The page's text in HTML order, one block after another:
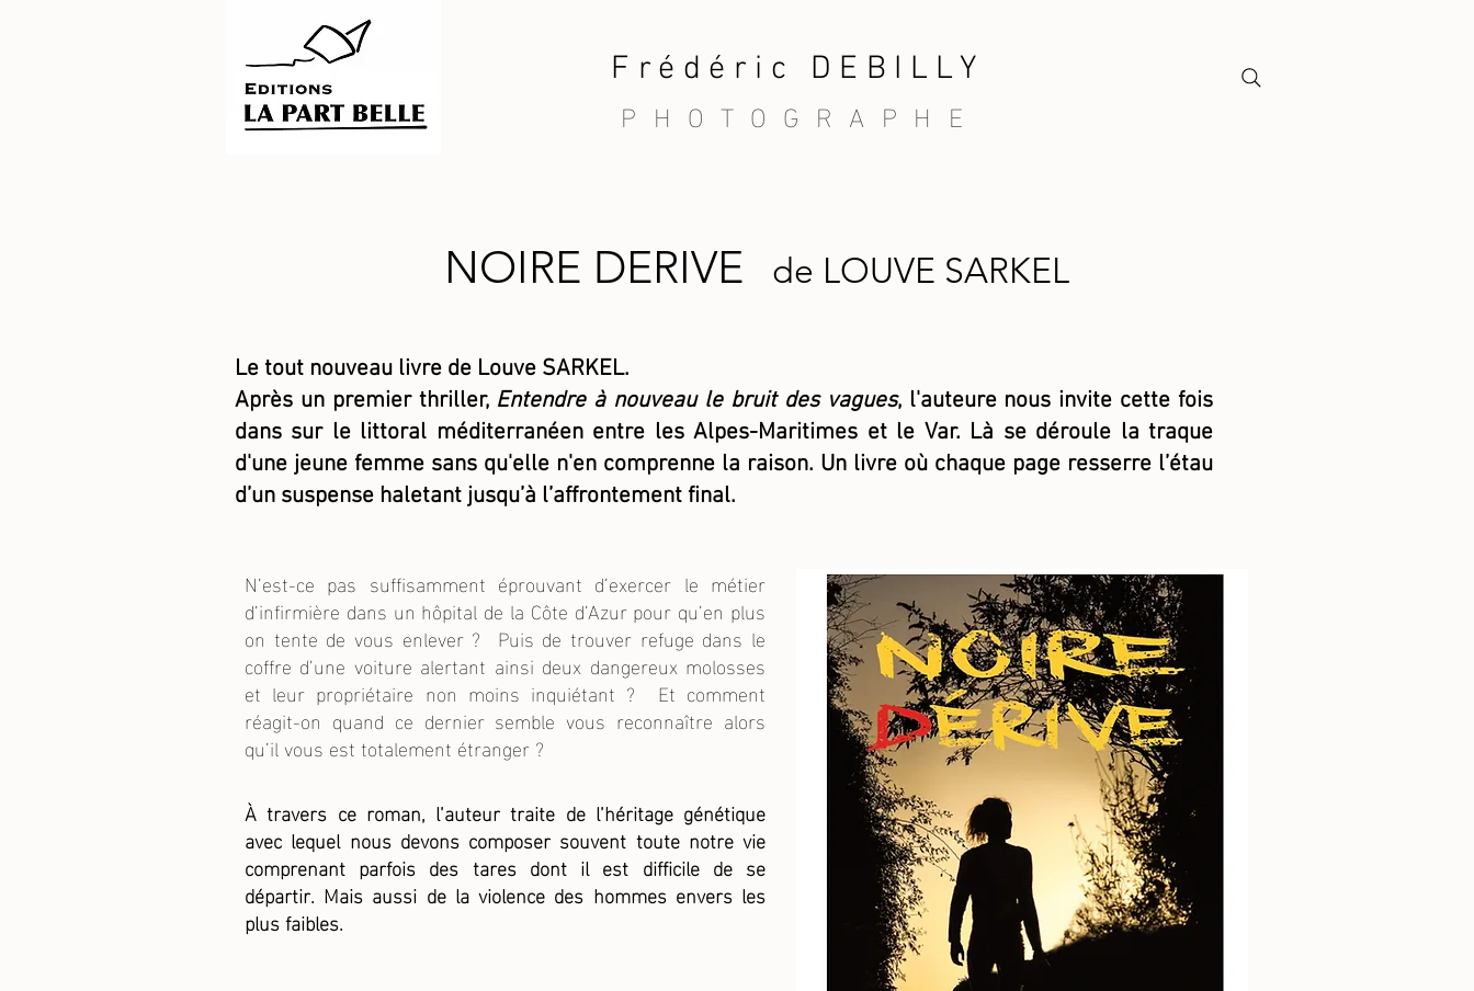
Frédéric DEBILLY
PHOTOGRAPHE
NOIRE DERIVE de LOUVE SARKEL
Le tout nouveau livre de Louve SARKEL.
Après un premier thriller,Entendre à nouveau le bruit des vagues, l'auteure nous invite cette fois
dans sur le littoral méditerranéen entre les Alpes-Maritimes et le Var. Là se déroule la traque
d'une jeune femme sans qu'elle n'en comprenne la raison. Un livre où chaque page resserre l’étau
d’un suspense haletant jusqu’à l’affrontement final.
N’est-ce pas suffisamment éprouvant d’exercer le métier
d’infirmière dans un hôpital de la Côte d’Azur pour qu’en plus
on tente de vous enlever ? Puis de trouver refuge dans le
coffre d’une voiture alertant ainsi deux dangereux molosses
et leur propriétaire non moins inquiétant ? Et comment
réagit-on quand ce dernier semble vous reconnaître alors
qu’il vous est totalement étranger ?
À travers ce roman, l’auteur traite de l’héritage génétique
avec lequel nous devons composer souvent toute notre vie
comprenant parfois des tares dont il est difficile de se
départir. Mais aussi de la violence des hommes envers les
plus faibles.